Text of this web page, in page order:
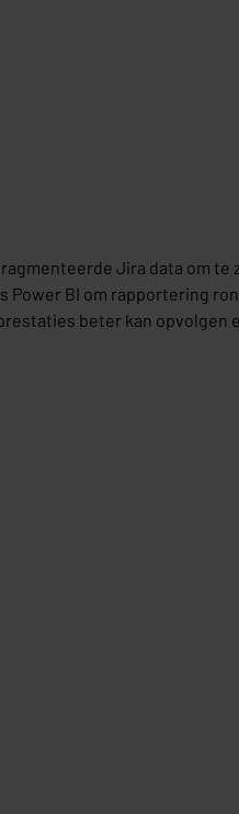
Jira data om te
BI om rapportering
beter kan opvolgen